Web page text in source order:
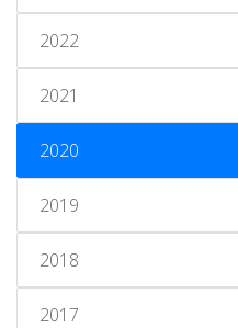
2022
2021
2020
2019
2018
2017